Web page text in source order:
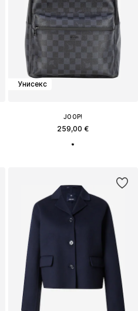
Унисекс
JOOP!
259,00 €